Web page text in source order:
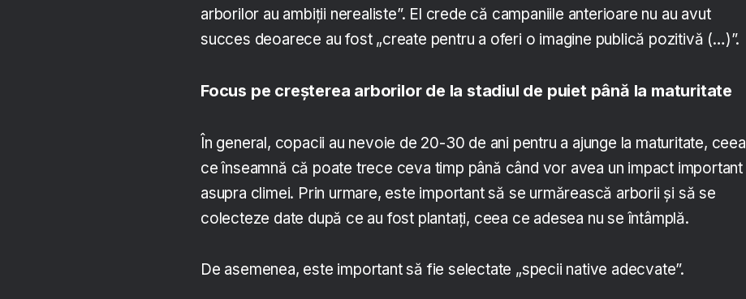
arborilor au ambiții nerealiste”. El crede că campaniile anterioare nu au avut
succes deoarece au fost „create pentru a oferi o imagine publică pozitivă (…)”.
Focus pe creșterea arborilor de la stadiul de puiet până la maturitate
În general, copacii au nevoie de 20-30 de ani pentru a ajunge la maturitate, ceea
ce înseamnă că poate trece ceva timp până când vor avea un impact important
asupra climei. Prin urmare, este important să se urmărească arborii și să se
colecteze date după ce au fost plantați, ceea ce adesea nu se întâmplă.
De asemenea, este important să fie selectate „specii native adecvate”.